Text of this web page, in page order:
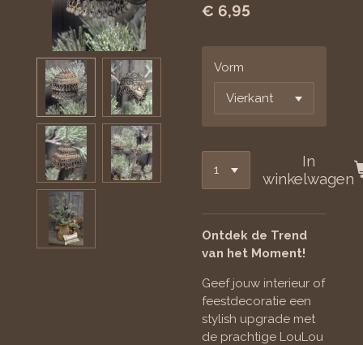
€ 6,95
Vorm
In
winkelwagen
Ontdek de Trend
van het Moment!
Geef jouw interieur of
feestdecoratie een
stylish upgrade met
de prachtige LouLou